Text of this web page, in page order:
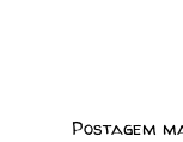
Postagem